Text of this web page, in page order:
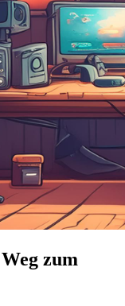
zum